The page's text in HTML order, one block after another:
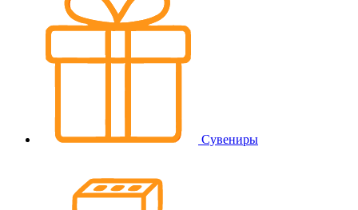
Сувениры